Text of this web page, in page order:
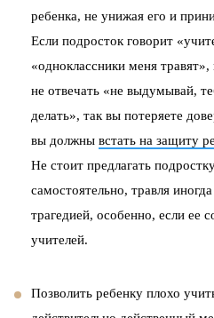
ребенка, не унижая его и
Если подросток говорит
«одноклассники меня
не отвечать «не выдумывай,
делать», так вы потеряете
вы должны встать на защиту
Не стоит предлагать
самостоятельно, травля
трагедией, особенно, если ее
учителей.
Позволить ребенку плохо